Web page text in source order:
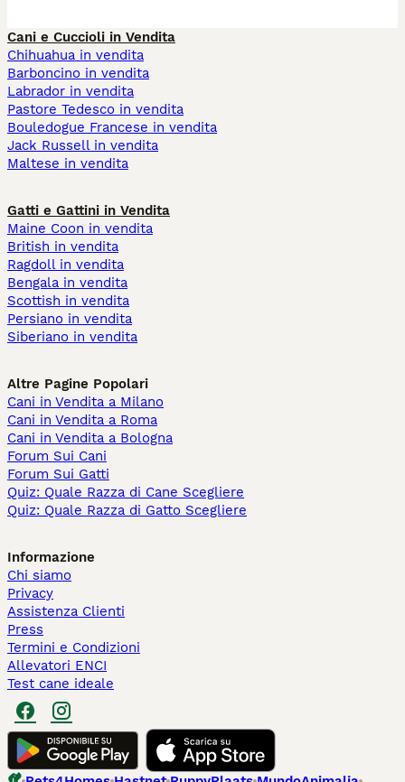
Cani e Cuccioli in Vendita
Chihuahua in vendita
Barboncino in vendita
Labrador in vendita
Pastore Tedesco in vendita
Bouledogue Francese in vendita
Jack Russell in vendita
Maltese in vendita
Gatti e Gattini in Vendita
Maine Coon in vendita
British in vendita
Ragdoll in vendita
Bengala in vendita
Scottish in vendita
Persiano in vendita
Siberiano in vendita
Altre Pagine Popolari
Cani in Vendita a Milano
Cani in Vendita a Roma
Cani in Vendita a Bologna
Forum Sui Cani
Forum Sui Gatti
Quiz: Quale Razza di Cane Scegliere
Quiz: Quale Razza di Gatto Scegliere
Informazione
Chi siamo
Privacy
Assistenza Clienti
Press
Termini e Condizioni
Allevatori ENCI
Test cane ideale